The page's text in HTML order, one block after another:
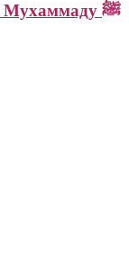
Первое откровение, ниспосланное Мухаммаду ﷺ